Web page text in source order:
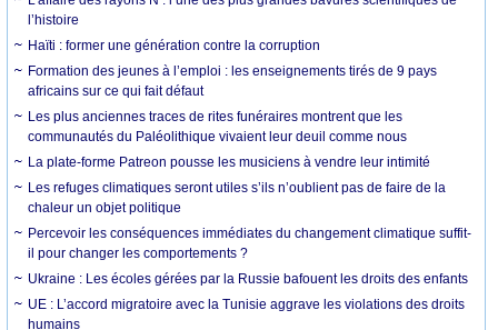
l’histoire
Haïti : former une génération contre la corruption
Formation des jeunes à l’emploi : les enseignements tirés de 9 pays
africains sur ce qui fait défaut
Les plus anciennes traces de rites funéraires montrent que les
communautés du Paléolithique vivaient leur deuil comme nous
La plate-forme Patreon pousse les musiciens à vendre leur intimité
Les refuges climatiques seront utiles s’ils n’oublient pas de faire de la
chaleur un objet politique
Percevoir les conséquences immédiates du changement climatique suffit-
il pour changer les comportements ?
Ukraine : Les écoles gérées par la Russie bafouent les droits des enfants
UE : L’accord migratoire avec la Tunisie aggrave les violations des droits
humains